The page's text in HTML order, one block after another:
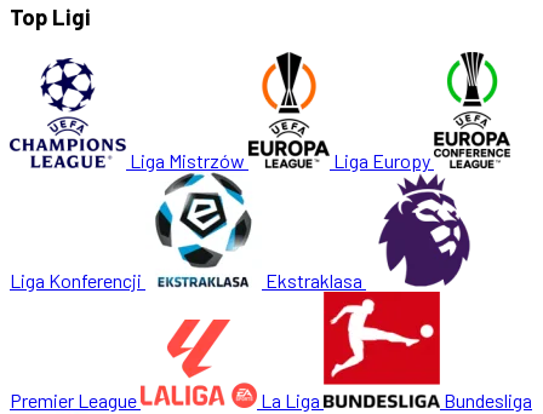
Top Ligi
Liga Mistrzów Liga Europy
Liga Konferencji Ekstraklasa
Premier League La Liga Bundesliga